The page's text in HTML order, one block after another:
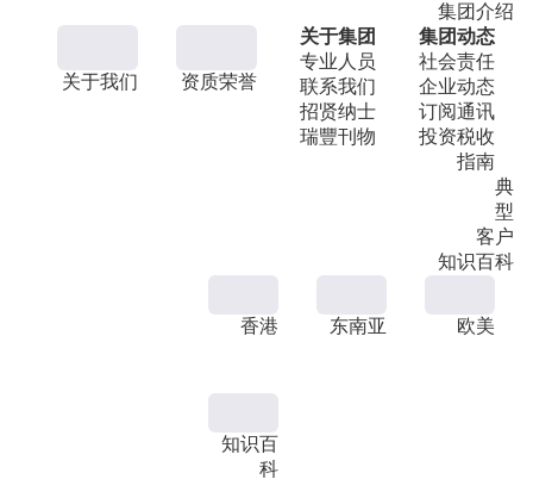
集团介绍
关于我们 资质荣誉
关于集团
专业人员
联系我们
招贤纳士
瑞豐刊物
集团动态
社会责任
企业动态
订阅通讯
投资税收
指南
典
型
客户
知识百科
香港 东南亚 欧美
知识百
科